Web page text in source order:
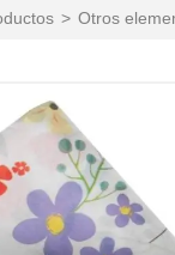
> Otros